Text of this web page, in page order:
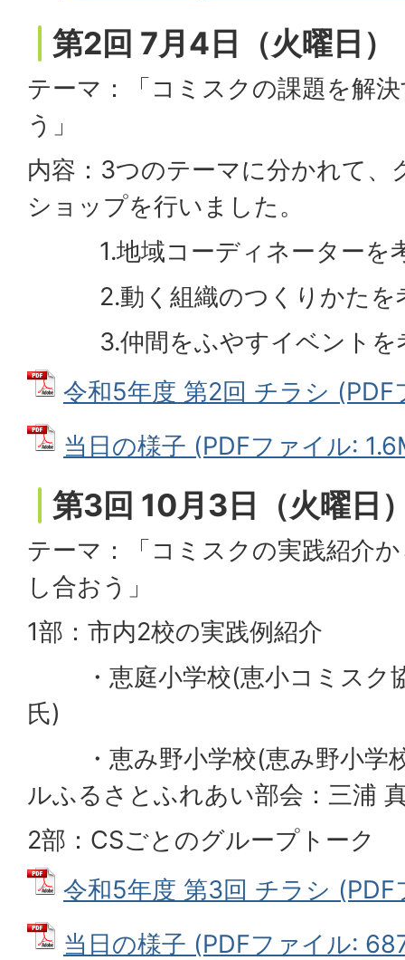
第2回 7月4日（火曜日）
テーマ：「コミスクの課題を解
う」
内容：3つのテーマに分かれて、
ショップを行いました。
1.地域コーディネーターを
2.動く組織のつくりかたを
3.仲間をふやすイベントを
令和5年度 第2回 チラシ
当日の様子 (PDFファイル:
第3回 10月3日（火曜日
テーマ：「コミスクの実践紹介
し合おう」
1部：市内2校の実践例紹介
・恵庭小学校(恵小コミスク
氏)
・恵み野小学校(恵み野小学
ルふるさとふれあい部会：三浦
2部：CSごとのグループトーク
令和5年度 第3回 チラシ (PDF
当日の様子 (PDFファイル: